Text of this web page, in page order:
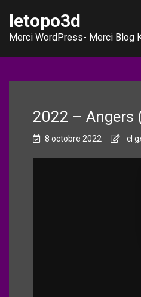
letopo3d
Merci WordPress- Merci Blog
2022 – Angers
8 octobre 2022 cl